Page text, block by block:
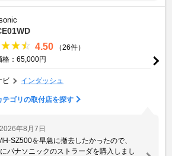
4.50
（26件）
格：65,000円
ビ インダッシュ
テゴリの取付店を探す
2026年8月7日
SZ500を早急に撤去したかったので、
パナソニックのストラーダを購入しまし